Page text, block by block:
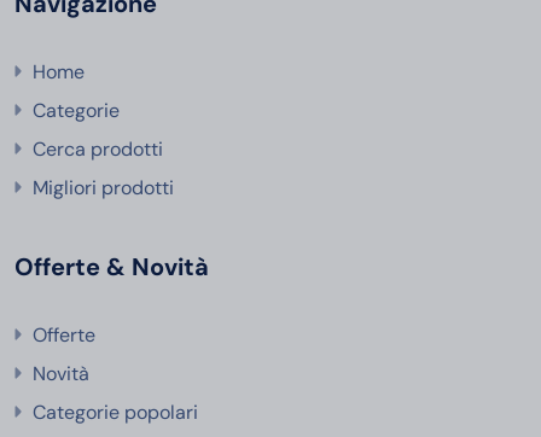
Home
Categorie
Cerca prodotti
Migliori prodotti
Offerte & Novità
Offerte
Novità
Categorie popolari